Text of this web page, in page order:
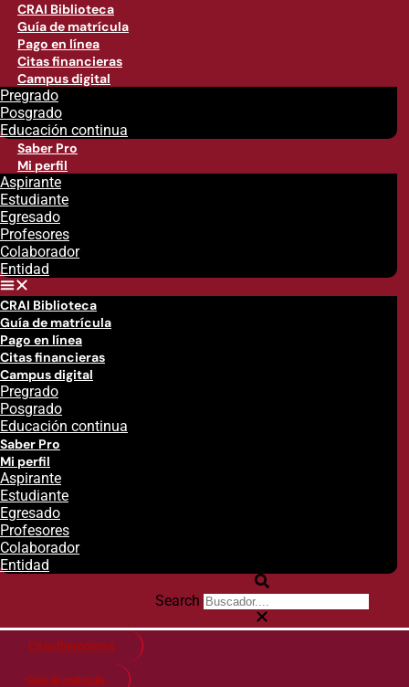
CRAI Biblioteca
Guía de matrícula
Pago en línea
Citas financieras
Campus digital
Pregrado
Posgrado
Educación continua
Saber Pro
Mi perfil
Aspirante
Estudiante
Egresado
Profesores
Colaborador
Entidad
CRAI Biblioteca
Guía de matrícula
Pago en línea
Citas financieras
Campus digital
Pregrado
Posgrado
Educación continua
Saber Pro
Mi perfil
Aspirante
Estudiante
Egresado
Profesores
Colaborador
Entidad
Search
Citas financieras
Guía de matricula